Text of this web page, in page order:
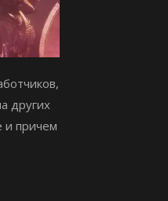
других
и причем